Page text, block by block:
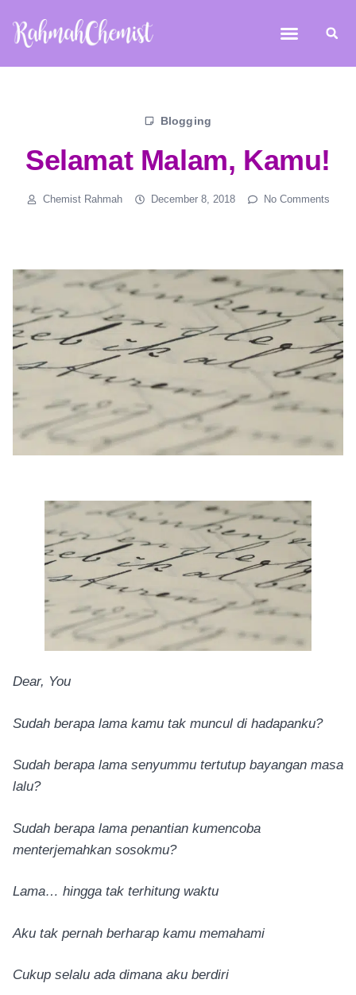
Blogging
Selamat Malam, Kamu!
Chemist Rahmah December 8, 2018 No Comments
Dear, You
Sudah berapa lama kamu tak muncul di hadapanku?
Sudah berapa lama senyummu tertutup bayangan masa
lalu?
Sudah berapa lama penantian kumencoba
menterjemahkan sosokmu?
Lama… hingga tak terhitung waktu
Aku tak pernah berharap kamu memahami
Cukup selalu ada dimana aku berdiri